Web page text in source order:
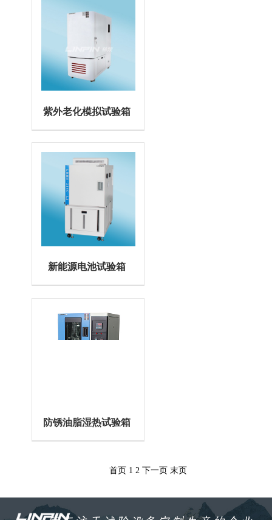
紫外老化模拟试验箱
新能源电池试验箱
防锈油脂湿热试验箱
首页 1 2 下一页 末页